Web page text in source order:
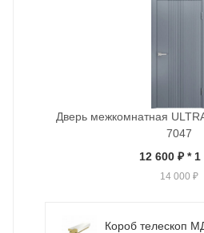
Дверь межкомнатная
7047
12 600 ₽ *
14 000 ₽
Короб телескоп